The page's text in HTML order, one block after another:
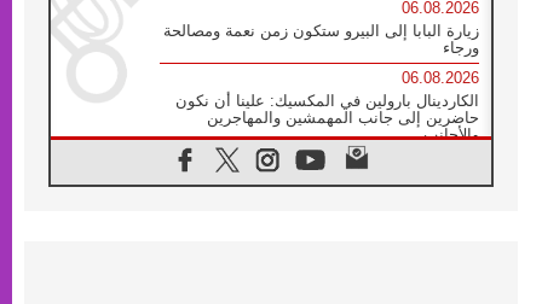
06.08.2026
زيارة البابا إلى البيرو ستكون زمن نعمة ومصالحة
ورجاء
06.08.2026
الكاردينال بارولين في المكسيك: علينا أن نكون
حاضرين إلى جانب المهمشين والمهاجرين
والأجانب
البابا لاوُن الرابع عشر للشباب في أسيزي: